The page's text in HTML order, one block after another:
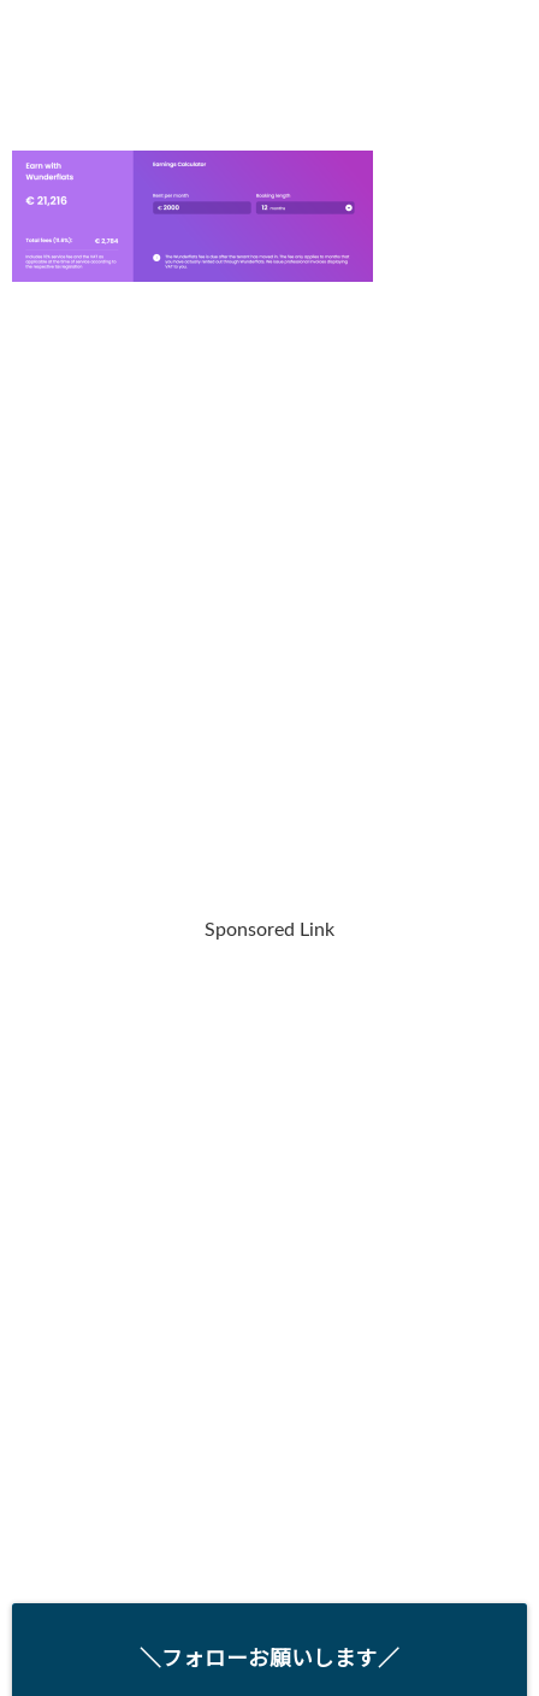
Sponsored Link
＼フォローお願いします／